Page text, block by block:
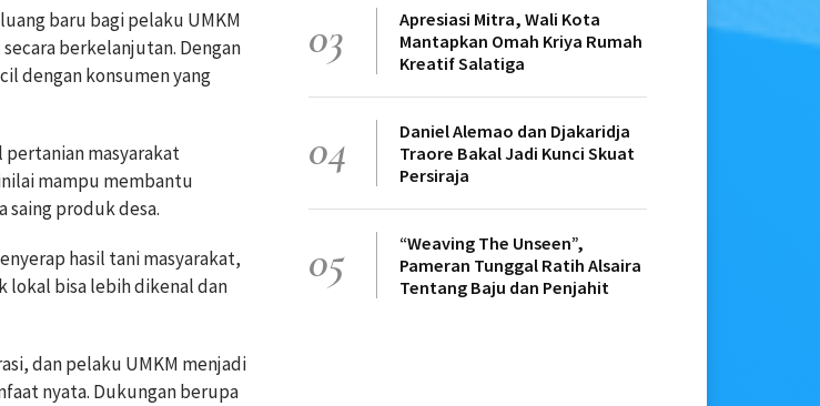
baru bagi pelaku UMKM
berkelanjutan. Dengan
dengan konsumen yang
pertanian masyarakat
mampu membantu
saing produk desa.
hasil tani masyarakat,
lokal bisa lebih dikenal dan
dan pelaku UMKM menjadi
nyata. Dukungan berupa
03
Apresiasi Mitra, Wali Kota
Mantapkan Omah Kriya Rumah
Kreatif Salatiga
04
Daniel Alemao dan Djakaridja
Traore Bakal Jadi Kunci Skuat
Persiraja
05
“Weaving The Unseen”,
Pameran Tunggal Ratih Alsaira
Tentang Baju dan Penjahit